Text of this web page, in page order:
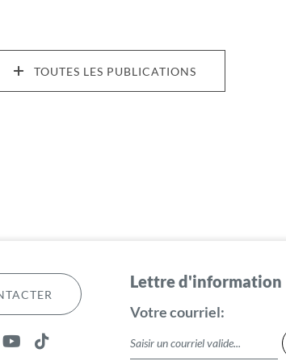
TOUTES LES PUBLICATIONS
Lettre d'information
Votre courriel: